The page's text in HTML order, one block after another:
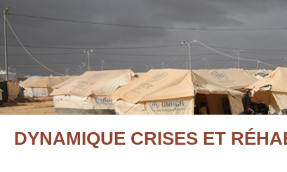
DYNAMIQUE CRISES ET